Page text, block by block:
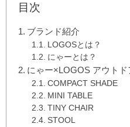
目次
ブランド紹介
LOGOSとは？
にゃーとは？
にゃー×LOGOS アウトド
COMPACT SHADE
MINI TABLE
TINY CHAIR
STOOL